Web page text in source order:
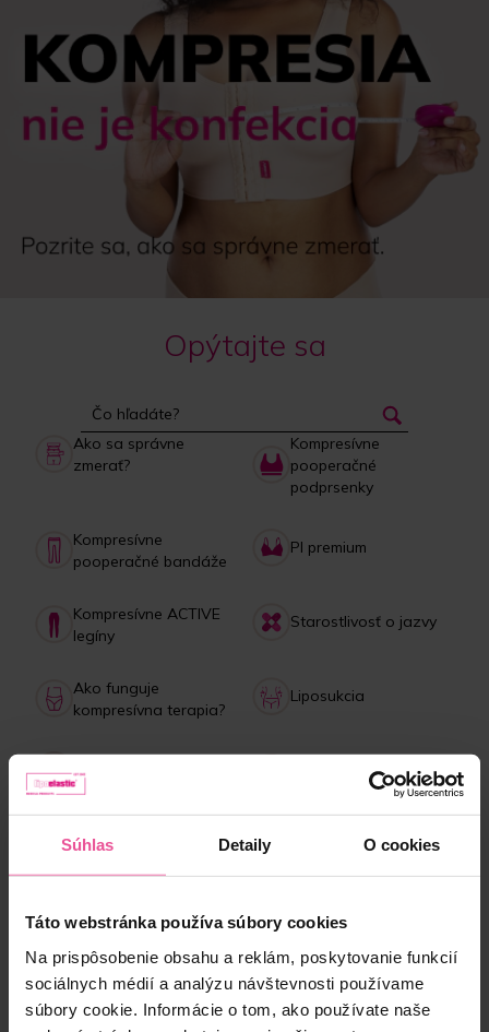
Súhlas Detaily O cookies
Táto webstránka používa súbory cookies
Na prispôsobenie obsahu a reklám, poskytovanie funkcií
sociálnych médií a analýzu návštevnosti používame
súbory cookie. Informácie o tom, ako používate naše
Opýtajte sa
Ako sa správne
zmerať?
Kompresívne
pooperačné
podprsenky
Kompresívne
pooperačné bandáže
PI premium
Kompresívne ACTIVE
legíny
Starostlivosť o jazvy
Ako funguje
kompresívna terapia?
Liposukcia
Lipedém
Kolagénový drink
Platba, doručenie,
NAJPREDÁVANEJŠIE produkty